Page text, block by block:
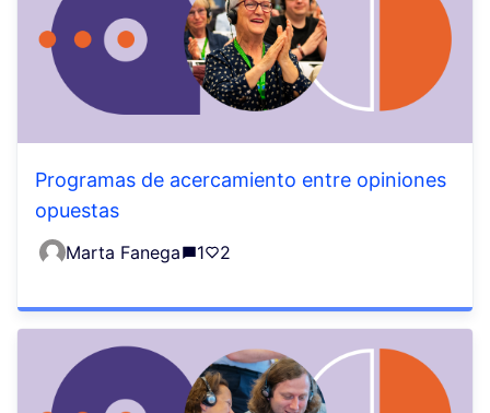
Programas de acercamiento entre opiniones
opuestas
Marta Fanega 1 2